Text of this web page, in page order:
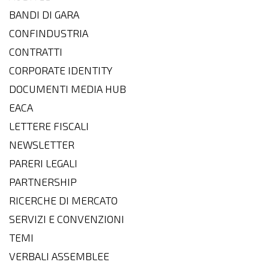
BANDI DI GARA
CONFINDUSTRIA
CONTRATTI
CORPORATE IDENTITY
DOCUMENTI MEDIA HUB
EACA
LETTERE FISCALI
NEWSLETTER
PARERI LEGALI
PARTNERSHIP
RICERCHE DI MERCATO
SERVIZI E CONVENZIONI
TEMI
VERBALI ASSEMBLEE